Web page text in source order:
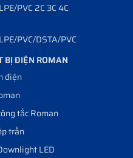
PVC 2C 3C 4C
PVC/DSTA/PVC
BỊ ĐIỆN ROMAN
điện
tắc Roman
trần
LED